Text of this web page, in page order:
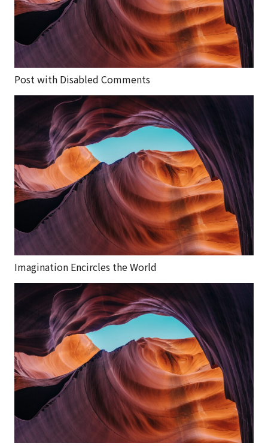
Post with Disabled Comments
Imagination Encircles the World